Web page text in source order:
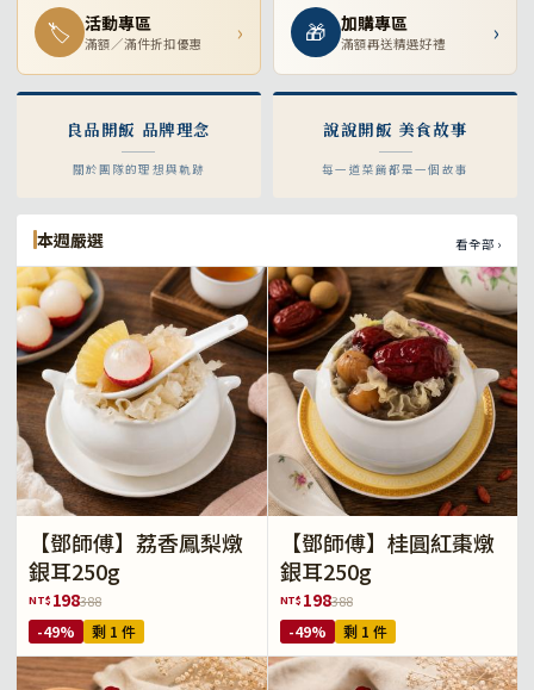
🏷 活動專區
滿額／滿件折扣優惠 › 🎁 加購專區
滿額再送精選好禮 ›
良品開飯 品牌理念
關於團隊的理想與軌跡
說說開飯 美食故事
每一道菜餚都是一個故事
本週嚴選 看全部 ›
【鄧師傅】荔香鳳梨燉
銀耳250g
NT$ 198388
-49% 剩 1 件
【鄧師傅】桂圓紅棗燉
銀耳250g
NT$ 198388
-49% 剩 1 件